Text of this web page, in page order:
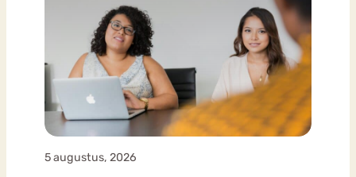
5 augustus, 2026